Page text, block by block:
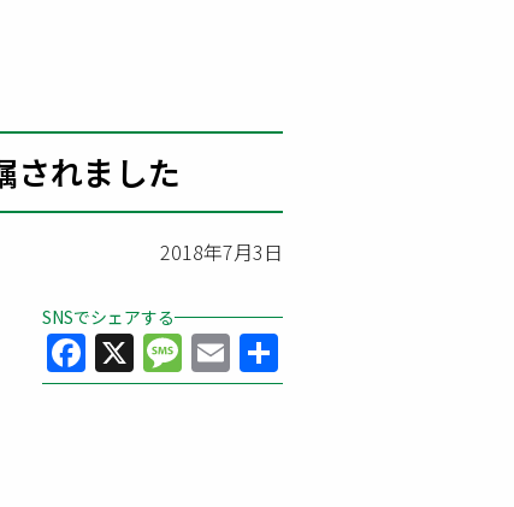
されました
2018年7月3日
SNSでシェアする
Facebook
X Message
Email
有